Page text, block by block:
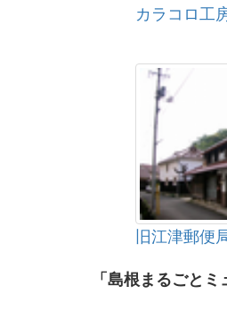
カラコロ工
旧江津郵便
「島根まるごと